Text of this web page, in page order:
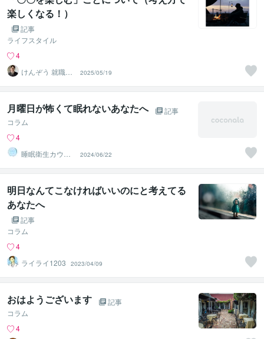
楽しくなる！）
記事
ライフスタイル
4
けんぞう 就職転
職ワークライフ
バランス
2025/05/19
月曜日が怖くて眠れないあなたへ
記事
コラム
4
睡眠衛生カウン
セリング
2024/06/22
明日なんてこなければいいのにと考えてる
あなたへ
記事
コラム
4
ライライ1203
2023/04/09
おはようございます
記事
コラム
4